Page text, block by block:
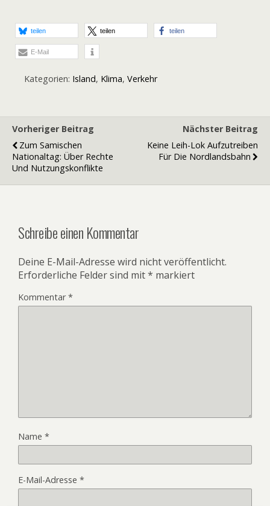
teilen teilen teilen
E-Mail
Kategorien: Island, Klima, Verkehr
Vorheriger Beitrag
Zum Samischen
Nationaltag: Über Rechte
Und Nutzungskonflikte
Nächster Beitrag
Keine Leih-Lok Aufzutreiben
Für Die Nordlandsbahn
Schreibe einen Kommentar
Deine E-Mail-Adresse wird nicht veröffentlicht.
Erforderliche Felder sind mit* markiert
Kommentar*
Name *
E-Mail-Adresse *